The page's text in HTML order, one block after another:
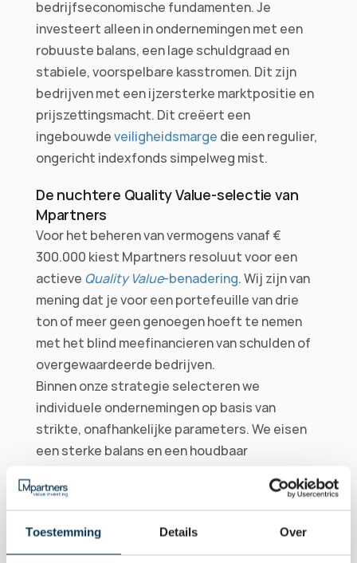
Toestemming Details Over
bedrijfseconomische fundamenten. Je
investeert alleen in ondernemingen met een
robuuste balans, een lage schuldgraad en
stabiele, voorspelbare kasstromen. Dit zijn
bedrijven met een ijzersterke marktpositie en
prijszettingsmacht. Dit creëert een
ingebouwde veiligheidsmarge die een regulier,
ongericht indexfonds simpelweg mist.
De nuchtere Quality Value-selectie van
Mpartners
Voor het beheren van vermogens vanaf €
300.000 kiest Mpartners resoluut voor een
actieve Quality Value-benadering. Wij zijn van
mening dat je voor een portefeuille van drie
ton of meer geen genoegen hoeft te nemen
met het blind meefinancieren van schulden of
overgewaardeerde bedrijven.
Binnen onze strategie selecteren we
individuele ondernemingen op basis van
strikte, onafhankelijke parameters. We eisen
een sterke balans en een houdbaar
een strikte waarderingsdisciplines toe. Door
deze duale focus op zowel absolute kwaliteit
als fundamentele waarde, bouw je een
aandelenportefeuille die wezenlijk minder